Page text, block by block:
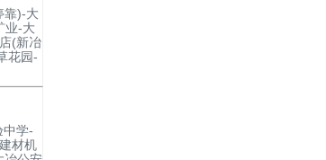
靠)-大
业-大
(新冶
花园-
中学-
材机